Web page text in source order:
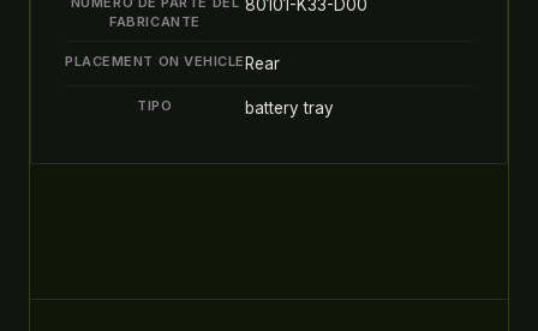
FABRICANTE
80101-K33-D00
PLACEMENT ON VEHICLE Rear
TIPO battery tray